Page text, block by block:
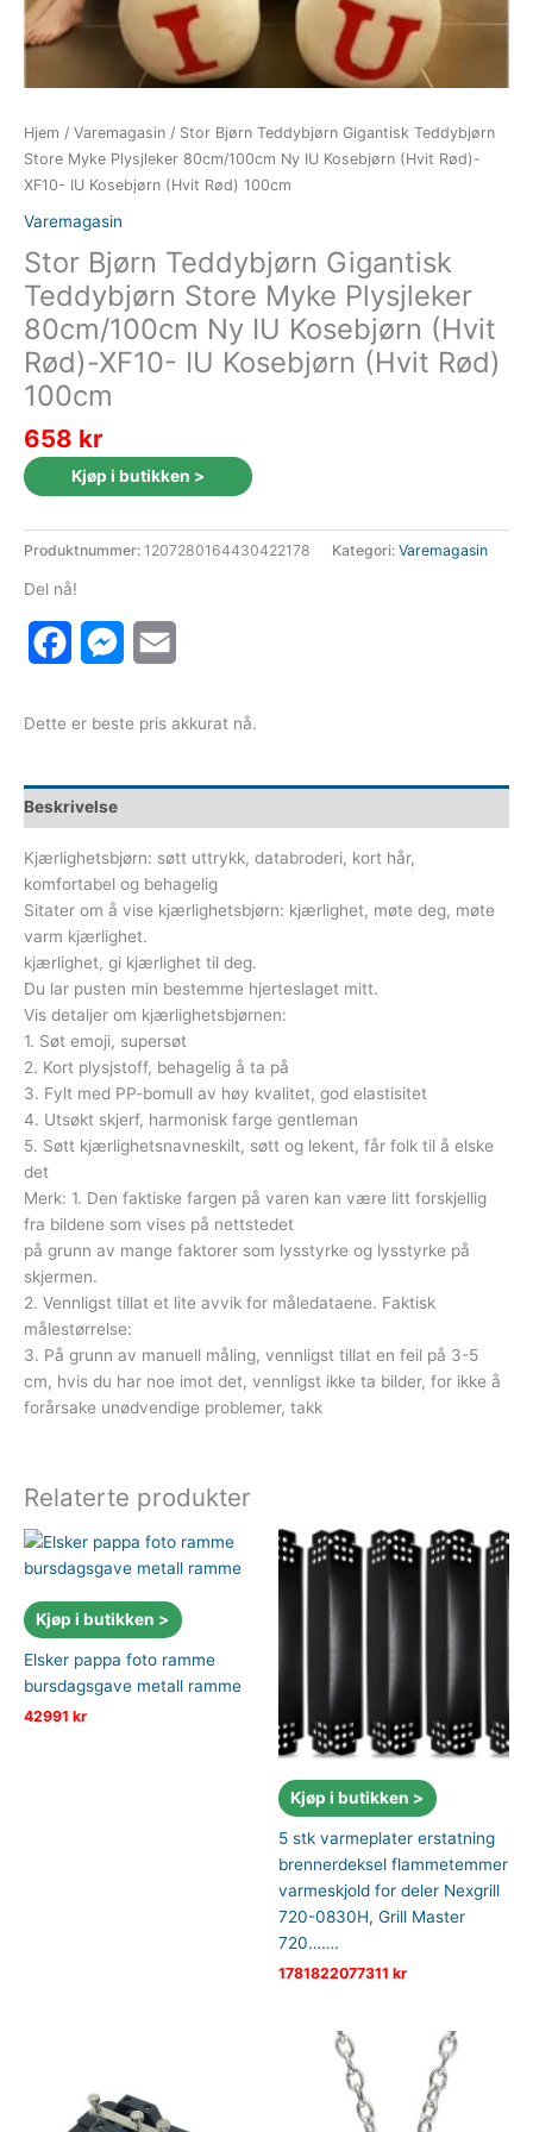
Hjem / Varemagasin / Stor Bjørn Teddybjørn Gigantisk Teddybjørn
Store Myke Plysjleker 80cm/100cm Ny IU Kosebjørn (Hvit Rød)-
XF10- IU Kosebjørn (Hvit Rød) 100cm
Varemagasin
Stor Bjørn Teddybjørn Gigantisk
Teddybjørn Store Myke Plysjleker
80cm/100cm Ny IU Kosebjørn (Hvit
Rød)-XF10- IU Kosebjørn (Hvit Rød)
100cm
658 kr
Kjøp i butikken >
Produktnummer: 1207280164430422178 Kategori: Varemagasin
Del nå!
FacebookMessenger
Dette er beste pris akkurat nå.
Beskrivelse
Kjærlighetsbjørn: søtt uttrykk, databroderi, kort hår,
komfortabel og behagelig
Sitater om å vise kjærlighetsbjørn: kjærlighet, møte deg, møte
varm kjærlighet.
kjærlighet, gi kjærlighet til deg.
Du lar pusten min bestemme hjerteslaget mitt.
Vis detaljer om kjærlighetsbjørnen:
1. Søt emoji, supersøt
2. Kort plysjstoff, behagelig å ta på
3. Fylt med PP-bomull av høy kvalitet, god elastisitet
4. Utsøkt skjerf, harmonisk farge gentleman
5. Søtt kjærlighetsnavneskilt, søtt og lekent, får folk til å elske
det
Merk: 1. Den faktiske fargen på varen kan være litt forskjellig
fra bildene som vises på nettstedet
på grunn av mange faktorer som lysstyrke og lysstyrke på
skjermen.
2. Vennligst tillat et lite avvik for måledataene. Faktisk
målestørrelse:
3. På grunn av manuell måling, vennligst tillat en feil på 3-5
cm, hvis du har noe imot det, vennligst ikke ta bilder, for ikke å
forårsake unødvendige problemer, takk
Relaterte produkter
Kjøp i butikken >
Elsker pappa foto ramme
bursdagsgave metall ramme
42991 kr
Kjøp i butikken >
5 stk varmeplater erstatning
brennerdeksel flammetemmer
varmeskjold for deler Nexgrill
720-0830H, Grill Master
720…….
1781822077311 kr